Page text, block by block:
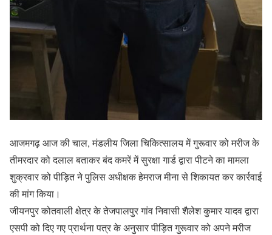
आजमगढ़ आज की चाल, मंडलीय जिला चिकित्सालय में गुरूवार को मरीज के
तीमरदार को दलाल बताकर बंद कमरें में सुरक्षा गार्ड द्वारा पीटने का मामला
शुक्रवार को पीड़ित ने पुलिस अधीक्षक हेमराज मीना से शिकायत कर कार्रवाई
की मांग किया।
जीयनपुर कोतवाली क्षेत्र के तेजपालपुर गांव निवासी शैलेश कुमार यादव द्वारा
एसपी को दिए गए प्रार्थना पत्र के अनुसार पीड़ित गुरूवार को अपने मरीज